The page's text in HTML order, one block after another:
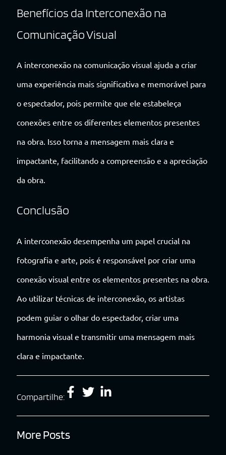
Benefícios da Interconexão na
Comunicação Visual
A interconexão na comunicação visual ajuda a criar
uma experiência mais significativa e memorável para
o espectador, pois permite que ele estabeleça
conexões entre os diferentes elementos presentes
na obra. Isso torna a mensagem mais clara e
impactante, facilitando a compreensão e a apreciação
da obra.
Conclusão
A interconexão desempenha um papel crucial na
fotografia e arte, pois é responsável por criar uma
conexão visual entre os elementos presentes na obra.
Ao utilizar técnicas de interconexão, os artistas
podem guiar o olhar do espectador, criar uma
harmonia visual e transmitir uma mensagem mais
clara e impactante.
Compartilhe:
More Posts